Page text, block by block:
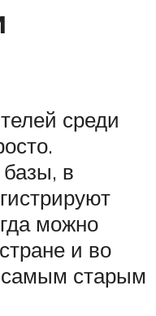
среди
в
можно
и во
старым